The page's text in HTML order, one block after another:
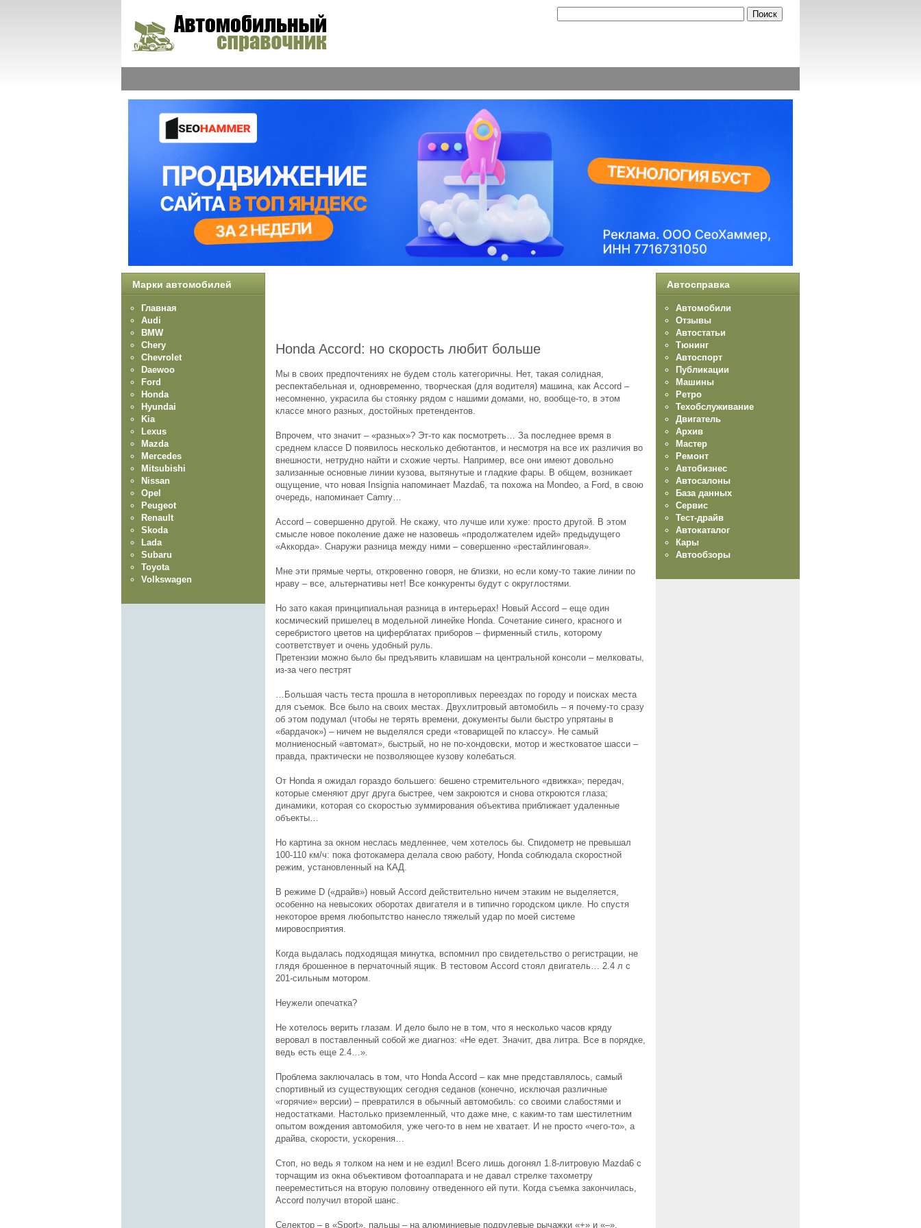
Honda Accord: но скорость любит больше
Мы в своих предпочтениях не будем столь категоричны. Нет, такая солидная,
респектабельная и, одновременно, творческая (для водителя) машина, как Accord –
несомненно, украсила бы стоянку рядом с нашими домами, но, вообще-то, в этом
классе много разных, достойных претендентов.
Впрочем, что значит – «разных»? Эт-то как посмотреть… За последнее время в
среднем классе D появилось несколько дебютантов, и несмотря на все их различия во
внешности, нетрудно найти и схожие черты. Например, все они имеют довольно
зализанные основные линии кузова, вытянутые и гладкие фары. В общем, возникает
ощущение, что новая Insignia напоминает Mazda6, та похожа на Mondeo, а Ford, в свою
очередь, напоминает Camry…
Accord – совершенно другой. Не скажу, что лучше или хуже: просто другой. В этом
смысле новое поколение даже не назовешь «продолжателем идей» предыдущего
«Аккорда». Снаружи разница между ними – совершенно «рестайлинговая».
Мне эти прямые черты, откровенно говоря, не близки, но если кому-то такие линии по
нраву – все, альтернативы нет! Все конкуренты будут с округлостями.
Но зато какая принципиальная разница в интерьерах! Новый Accord – еще один
космический пришелец в модельной линейке Honda. Сочетание синего, красного и
серебристого цветов на циферблатах приборов – фирменный стиль, которому
соответствует и очень удобный руль.
Претензии можно было бы предъявить клавишам на центральной консоли – мелковаты,
из-за чего пестрят
…Большая часть теста прошла в неторопливых переездах по городу и поисках места
для съемок. Все было на своих местах. Двухлитровый автомобиль – я почему-то сразу
об этом подумал (чтобы не терять времени, документы были быстро упрятаны в
«бардачок») – ничем не выделялся среди «товарищей по классу». Не самый
молниеносный «автомат», быстрый, но не по-хондовски, мотор и жестковатое шасси –
правда, практически не позволяющее кузову колебаться.
От Honda я ожидал гораздо большего: бешено стремительного «движка»; передач,
которые сменяют друг друга быстрее, чем закроются и снова откроются глаза;
динамики, которая со скоростью зуммирования объектива приближает удаленные
объекты…
Но картина за окном неслась медленнее, чем хотелось бы. Спидометр не превышал
100-110 км/ч: пока фотокамера делала свою работу, Honda соблюдала скоростной
режим, установленный на КАД.
В режиме D («драйв») новый Accord действительно ничем этаким не выделяется,
особенно на невысоких оборотах двигателя и в типично городском цикле. Но спустя
некоторое время любопытство нанесло тяжелый удар по моей системе
мировосприятия.
Когда выдалась подходящая минутка, вспомнил про свидетельство о регистрации, не
глядя брошенное в перчаточный ящик. В тестовом Accord стоял двигатель… 2.4 л с
201-сильным мотором.
Неужели опечатка?
Не хотелось верить глазам. И дело было не в том, что я несколько часов кряду
веровал в поставленный собой же диагноз: «Не едет. Значит, два литра. Все в порядке,
ведь есть еще 2.4…».
Проблема заключалась в том, что Honda Accord – как мне представлялось, самый
спортивный из существующих сегодня седанов (конечно, исключая различные
«горячие» версии) – превратился в обычный автомобиль: со своими слабостями и
недостатками. Настолько приземленный, что даже мне, с каким-то там шестилетним
опытом вождения автомобиля, уже чего-то в нем не хватает. И не просто «чего-то», а
драйва, скорости, ускорения…
Стоп, но ведь я толком на нем и не ездил! Всего лишь догонял 1.8-литровую Mazda6 с
торчащим из окна объективом фотоаппарата и не давал стрелке тахометру
пеереместиться на вторую половину отведенного ей пути. Когда съемка закончилась,
Accord получил второй шанс.
Селектор – в «Sport», пальцы – на алюминиевые подрулевые рычажки «+» и «–»,
Марки автомобилей
Главная
Audi
BMW
Chery
Chevrolet
Daewoo
Ford
Honda
Hyundai
Kia
Lexus
Mazda
Mercedes
Mitsubishi
Nissan
Opel
Peugeot
Renault
Skoda
Lada
Subaru
Toyota
Volkswagen
Автосправка
Автомобили
Отзывы
Автостатьи
Тюнинг
Автоспорт
Публикации
Машины
Ретро
Техобслуживание
Двигатель
Архив
Мастер
Ремонт
Автобизнес
Автосалоны
База данных
Сервис
Тест-драйв
Автокаталог
Кары
Автообзоры